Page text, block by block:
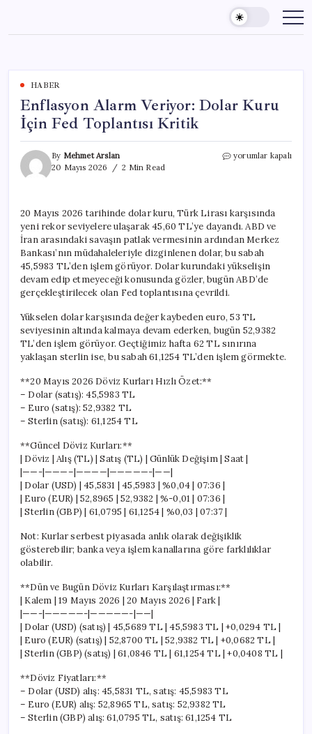
content
HABER
Enflasyon Alarm Veriyor: Dolar Kuru
İçin Fed Toplantısı Kritik
By Mehmet Arslan
20 Mayıs 2026
2 Min Read
Enflasyon
İçin
Fed
Toplantısı
Kritik
için
yorumlar kapalı
20 Mayıs 2026 tarihinde dolar kuru, Türk Lirası karşısında
yeni rekor seviyelere ulaşarak 45,60 TL’ye dayandı. ABD ve
İran arasındaki savaşın patlak vermesinin ardından Merkez
Bankası’nın müdahaleleriyle dizginlenen dolar, bu sabah
45,5983 TL’den işlem görüyor. Dolar kurundaki yükselişin
devam edip etmeyeceği konusunda gözler, bugün ABD’de
gerçekleştirilecek olan Fed toplantısına çevrildi.
Yükselen dolar karşısında değer kaybeden euro, 53 TL
seviyesinin altında kalmaya devam ederken, bugün 52,9382
TL’den işlem görüyor. Geçtiğimiz hafta 62 TL sınırına
yaklaşan sterlin ise, bu sabah 61,1254 TL’den işlem görmekte.
**20 Mayıs 2026 Döviz Kurları Hızlı Özet:**
– Dolar (satış): 45,5983 TL
– Euro (satış): 52,9382 TL
– Sterlin (satış): 61,1254 TL
**Güncel Döviz Kurları:**
| Döviz | Alış (TL) | Satış (TL) | Günlük Değişim | Saat |
|——-|———–|————|—————-|——|
| Dolar (USD) | 45,5831 | 45,5983 | %0,04 | 07:36 |
| Euro (EUR) | 52,8965 | 52,9382 | %-0,01 | 07:36 |
| Sterlin (GBP) | 61,0795 | 61,1254 | %0,03 | 07:37 |
Not: Kurlar serbest piyasada anlık olarak değişiklik
gösterebilir; banka veya işlem kanallarına göre farklılıklar
olabilir.
**Dün ve Bugün Döviz Kurları Karşılaştırması:**
| Kalem | 19 Mayıs 2026 | 20 Mayıs 2026 | Fark |
|——-|—————-|—————-|——|
| Dolar (USD) (satış) | 45,5689 TL | 45,5983 TL | +0,0294 TL |
| Euro (EUR) (satış) | 52,8700 TL | 52,9382 TL | +0,0682 TL |
| Sterlin (GBP) (satış) | 61,0846 TL | 61,1254 TL | +0,0408 TL |
**Döviz Fiyatları:**
– Dolar (USD) alış: 45,5831 TL, satış: 45,5983 TL
– Euro (EUR) alış: 52,8965 TL, satış: 52,9382 TL
– Sterlin (GBP) alış: 61,0795 TL, satış: 61,1254 TL